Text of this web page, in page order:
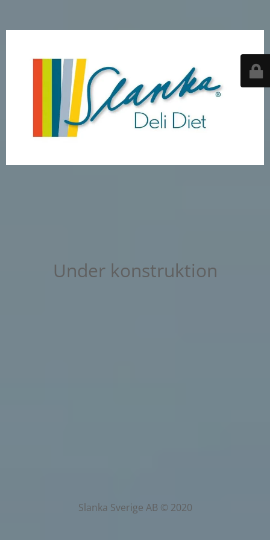
Under konstruktion
Slanka Sverige AB © 2020